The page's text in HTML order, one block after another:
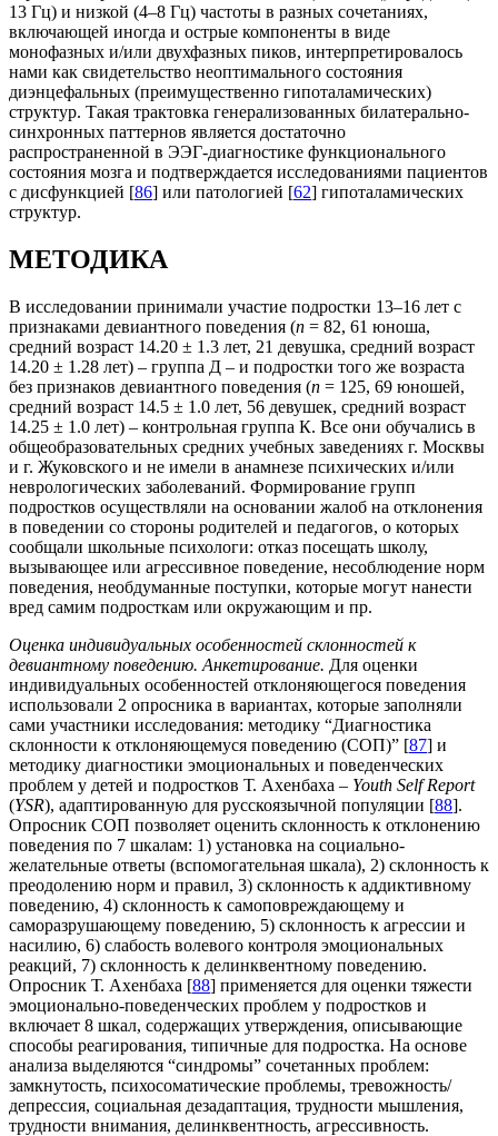
13 Гц) и низкой (4–8 Гц) частоты в разных сочетаниях,
включающей иногда и острые компоненты в виде
монофазных и/или двухфазных пиков, интерпретировалось
нами как свидетельство неоптимального состояния
диэнцефальных (преимущественно гипоталамических)
структур. Такая трактовка генерализованных билатерально-
синхронных паттернов является достаточно
распространенной в ЭЭГ-диагностике функционального
состояния мозга и подтверждается исследованиями пациентов
с дисфункцией [86] или патологией [62] гипоталамических
структур.
МЕТОДИКА
В исследовании принимали участие подростки 13–16 лет с
признаками девиантного поведения (n = 82, 61 юноша,
средний возраст 14.20 ± 1.3 лет, 21 девушка, средний возраст
14.20 ± 1.28 лет) – группа Д – и подростки того же возраста
без признаков девиантного поведения (n = 125, 69 юношей,
средний возраст 14.5 ± 1.0 лет, 56 девушек, средний возраст
14.25 ± 1.0 лет) – контрольная группа К. Все они обучались в
общеобразовательных средних учебных заведениях г. Москвы
и г. Жуковского и не имели в анамнезе психических и/или
неврологических заболеваний. Формирование групп
подростков осуществляли на основании жалоб на отклонения
в поведении со стороны родителей и педагогов, о которых
сообщали школьные психологи: отказ посещать школу,
вызывающее или агрессивное поведение, несоблюдение норм
поведения, необдуманные поступки, которые могут нанести
вред самим подросткам или окружающим и пр.
Оценка индивидуальных особенностей склонностей к
девиантному поведению. Анкетирование. Для оценки
индивидуальных особенностей отклоняющегося поведения
использовали 2 опросника в вариантах, которые заполняли
сами участники исследования: методику “Диагностика
склонности к отклоняющемуся поведению (СОП)” [87] и
методику диагностики эмоциональных и поведенческих
проблем у детей и подростков Т. Ахенбаха – Youth Self Report
(YSR), адаптированную для русскоязычной популяции [88].
Опросник СОП позволяет оценить склонность к отклонению
поведения по 7 шкалам: 1) установка на социально-
желательные ответы (вспомогательная шкала), 2) склонность к
преодолению норм и правил, 3) склонность к аддиктивному
поведению, 4) склонность к самоповреждающему и
саморазрушающему поведению, 5) склонность к агрессии и
насилию, 6) слабость волевого контроля эмоциональных
реакций, 7) склонность к делинквентному поведению.
Опросник Т. Ахенбаха [88] применяется для оценки тяжести
эмоционально-поведенческих проблем у подростков и
включает 8 шкал, содержащих утверждения, описывающие
способы реагирования, типичные для подростка. На основе
анализа выделяются “синдромы” сочетанных проблем:
замкнутость, психосоматические проблемы, тревожность/
депрессия, социальная дезадаптация, трудности мышления,
трудности внимания, делинквентность, агрессивность.